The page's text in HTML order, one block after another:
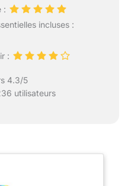
:
incluses :
:
4.3/5
utilisateurs